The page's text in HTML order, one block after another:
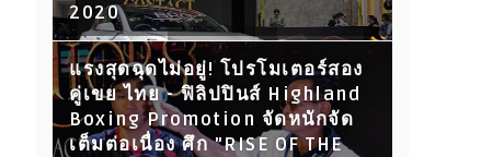
2020
แรงสุดฉุดไม่อยู่! โปรโมเตอร์สอง
คู่เขย ไทย - ฟิลิปปินส์ Highland
Boxing Promotion จัดหนักจัด
เต็มต่อเนื่อง ศึก "RISE OF THE